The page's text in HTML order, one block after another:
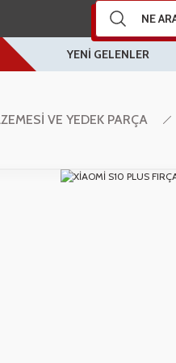
YENİ GELENLER
VE YEDEK PARÇA